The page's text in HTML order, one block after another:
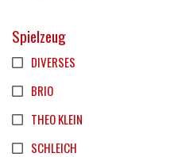
Spielzeug
DIVERSES
BRIO
THEO KLEIN
SCHLEICH